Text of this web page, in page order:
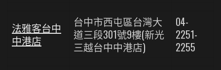
法雅客台中
中港店
台中市西屯區台灣大
道三段301號9樓(新光
三越台中中港店)
04-
2251-
2255